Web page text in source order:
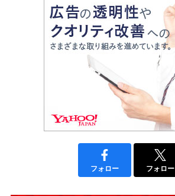
フォロー フォロー